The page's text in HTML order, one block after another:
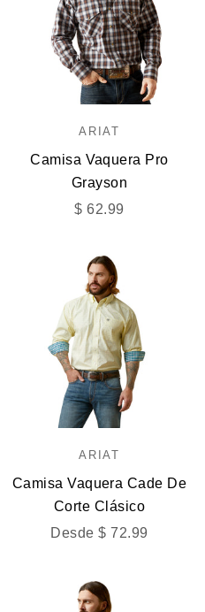
ARIAT
Camisa Vaquera Pro
Grayson
Precio de oferta
$ 62.99
ARIAT
Camisa Vaquera Cade De
Corte Clásico
Precio de oferta
Desde $ 72.99